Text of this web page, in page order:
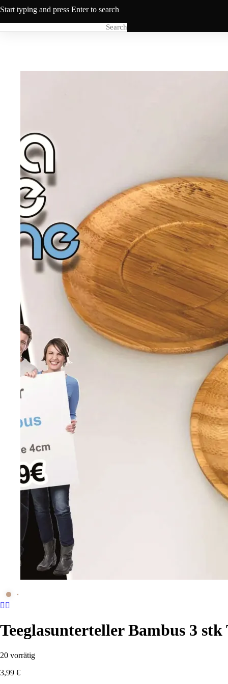
Start typing and press Enter to search
Teeglasunterteller Bambus 3 stk
20 vorrätig
3,99 €